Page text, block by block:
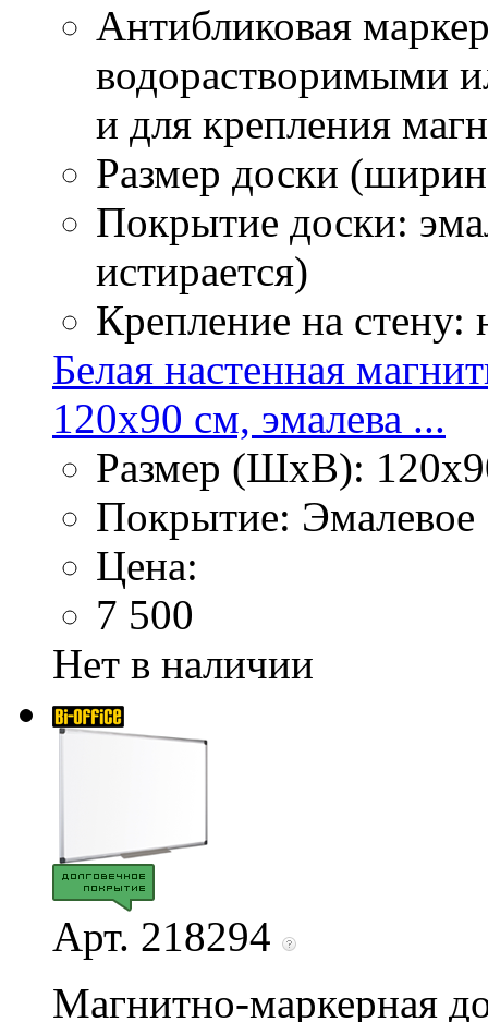
Антибликовая
водорастворимыми
и для крепления
Размер доски
Покрытие доски:
истирается)
Крепление на стену:
Белая настенная
120х90 см, эмалева ...
Размер (ШхВ):
Покрытие: Эмалевое
Цена:
7 500
Нет в наличии
Арт. 218294
Магнитно-маркерная